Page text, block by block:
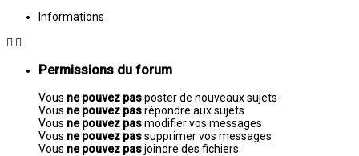
Informations
Permissions du forum
Vous ne pouvez pasposter de nouveaux sujets
Vous ne pouvez pasrépondre aux sujets
Vous ne pouvez pasmodifier vos messages
Vous ne pouvez passupprimer vos messages
Vous ne pouvez pasjoindre des fichiers